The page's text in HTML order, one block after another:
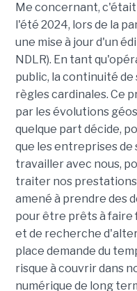
Me concernant, c'était
l'été 2024, lors de la
une mise à jour d'un
NDLR). En tant
public, la continuité
règles cardinales. Ce
par les évolutions
quelque part décide,
que les entreprises de
travailler avec nous,
traiter nos prestations
amené à prendre des
pour être prêts à faire
et de recherche
place demande du
risque à couvrir dans
numérique de long